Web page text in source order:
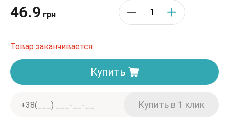
46.9 грн
Товар заканчивается
Купить